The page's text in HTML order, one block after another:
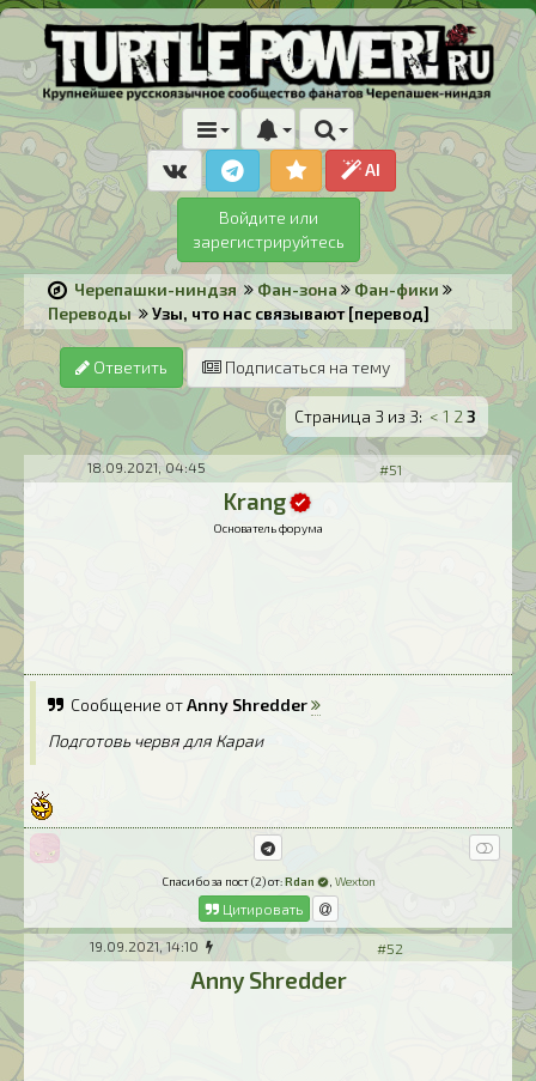
AI
Войдите или
зарегистрируйтесь
Черепашки-ниндзя Фан-зона
Фан-фики
Переводы
Узы, что нас связывают [перевод]
Ответить Подписаться на тему
Страница 3 из 3: < 1 2 3
18.09.2021, 04:45 #51
Krang
Основатель форума
Сообщение отAnny Shredder
Подготовь червя для Караи
Спасибо за пост (2) от: Rdan , Wexton
Цитировать
19.09.2021, 14:10 #52
Anny Shredder